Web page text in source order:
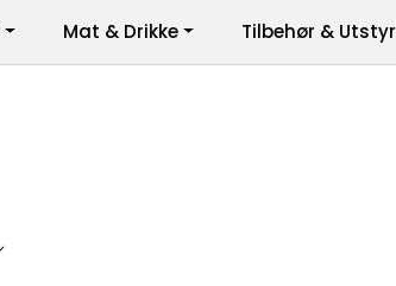
Mat & Drikke Tilbehør & Utstyr